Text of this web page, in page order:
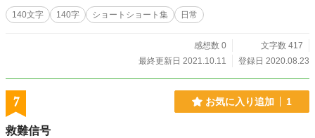
140文字 140字 ショートショート集 日常
感想数 0
文字数 417
最終更新日 2021.10.11
登録日 2020.08.23
7 お気に入り追加 1
救難信号